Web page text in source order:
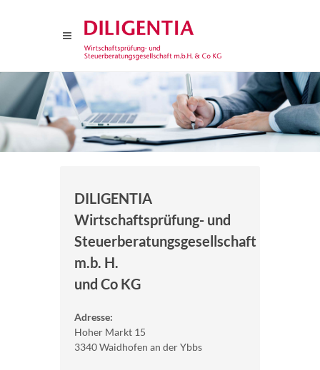
DILIGENTIA
Wirtschaftsprüfung- und
Steuerberatungsgesellschaft
m.b. H.
und Co KG
Adresse:
Hoher Markt 15
3340 Waidhofen an der Ybbs